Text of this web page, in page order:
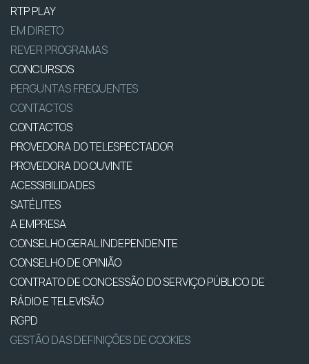
RTP PLAY
EM DIRETO
REVER PROGRAMAS
CONCURSOS
PERGUNTAS FREQUENTES
CONTACTOS
CONTACTOS
PROVEDORA DO TELESPECTADOR
PROVEDORA DO OUVINTE
ACESSIBILIDADES
SATÉLITES
A EMPRESA
CONSELHO GERAL INDEPENDENTE
CONSELHO DE OPINIÃO
CONTRATO DE CONCESSÃO DO SERVIÇO PÚBLICO DE
RÁDIO E TELEVISÃO
RGPD
GESTÃO DAS DEFINIÇÕES DE COOKIES